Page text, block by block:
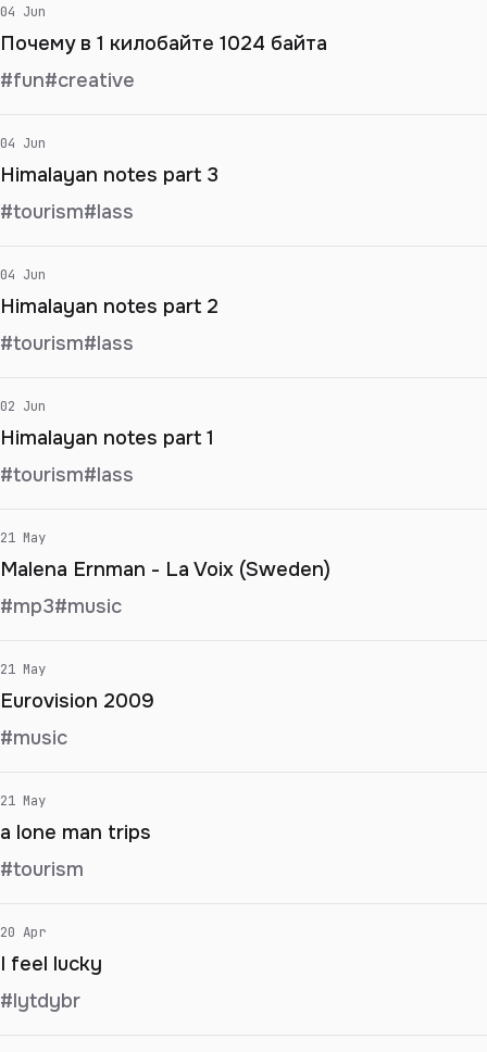
04 Jun
Почему в 1 килобайте 1024 байта
#fun#creative
04 Jun
Himalayan notes part 3
#tourism#lass
04 Jun
Himalayan notes part 2
#tourism#lass
02 Jun
Himalayan notes part 1
#tourism#lass
21 May
Malena Ernman - La Voix (Sweden)
#mp3#music
21 May
Eurovision 2009
#music
21 May
a lone man trips
#tourism
20 Apr
I feel lucky
#lytdybr